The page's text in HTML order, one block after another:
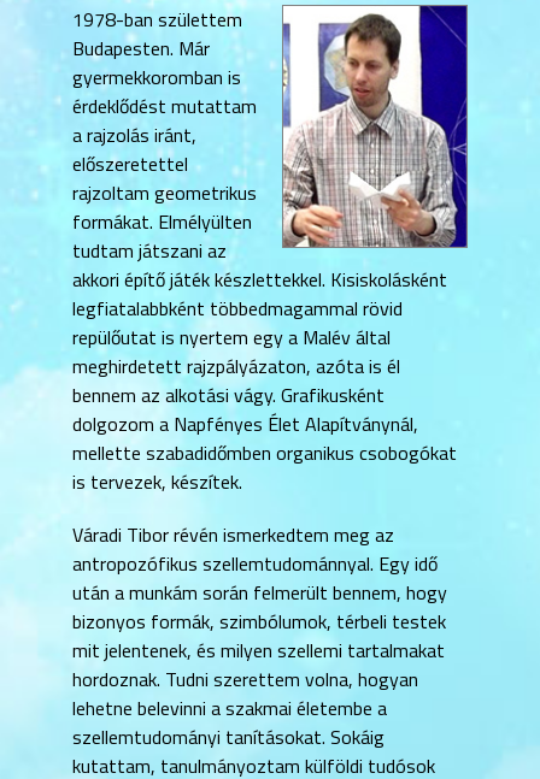
1978-ban születtem
Budapesten. Már
gyermekkoromban is
érdeklődést mutattam
a rajzolás iránt,
előszeretettel
rajzoltam geometrikus
formákat. Elmélyülten
tudtam játszani az
akkori építő játék készlettekkel. Kisiskolásként
legfiatalabbként többedmagammal rövid
repülőutat is nyertem egy a Malév által
meghirdetett rajzpályázaton, azóta is él
bennem az alkotási vágy. Grafikusként
dolgozom a Napfényes Élet Alapítványnál,
mellette szabadidőmben organikus csobogókat
is tervezek, készítek.
Váradi Tibor révén ismerkedtem meg az
antropozófikus szellemtudománnyal. Egy idő
után a munkám során felmerült bennem, hogy
bizonyos formák, szimbólumok, térbeli testek
mit jelentenek, és milyen szellemi tartalmakat
hordoznak. Tudni szerettem volna, hogyan
lehetne belevinni a szakmai életembe a
szellemtudományi tanításokat. Sokáig
kutattam, tanulmányoztam külföldi tudósok